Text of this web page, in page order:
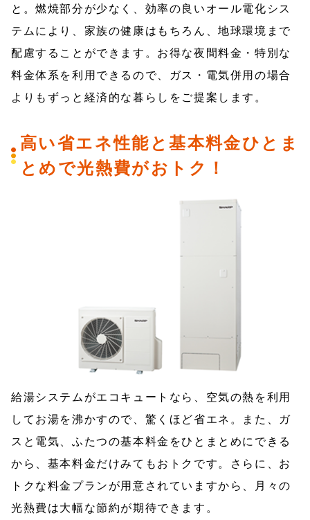
と。燃焼部分が少なく、効率の良いオール電化シス
テムにより、家族の健康はもちろん、地球環境まで
配慮することができます。お得な夜間料金・特別な
料金体系を利用できるので、ガス・電気併用の場合
よりもずっと経済的な暮らしをご提案します。
高い省エネ性能と基本料金ひとま
とめで光熱費がおトク！
給湯システムがエコキュートなら、空気の熱を利用
してお湯を沸かすので、驚くほど省エネ。また、ガ
スと電気、ふたつの基本料金をひとまとめにできる
から、基本料金だけみてもおトクです。さらに、お
トクな料金プランが用意されていますから、月々の
光熱費は大幅な節約が期待できます。